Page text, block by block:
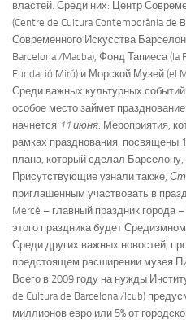
властей. Среди них: Центр
(Centre de Cultura Contemporània de
Современного Искусства
Barcelona /Macba), Фонд Тапиеса
Fundació Miró) и Морской Музей (el
Среди важных культурных
особое место займет празднование
начнется 11 июня. Мероприятия,
рамках празднования, посвящены
плана, который сделал
Присутствующие узнали также,
приглашенным участвовать в
Mercè – главный праздник города
этого праздника будет
Среди других важных новостей,
предстоящем расширении музея
Всего в 2009 году на нужды
de Cultura de Barcelona /Icub)
миллионов евро или 5% от